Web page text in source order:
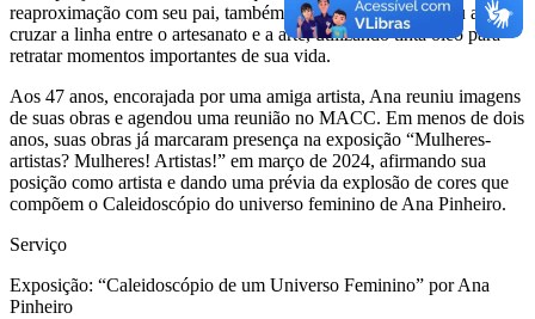
reaproximação com seu pai, também pintor, que a incentivou a
cruzar a linha entre o artesanato e a arte, utilizando tinta óleo para
retratar momentos importantes de sua vida.
Aos 47 anos, encorajada por uma amiga artista, Ana reuniu imagens
de suas obras e agendou uma reunião no MACC. Em menos de dois
anos, suas obras já marcaram presença na exposição “Mulheres-
artistas? Mulheres! Artistas!” em março de 2024, afirmando sua
posição como artista e dando uma prévia da explosão de cores que
compõem o Caleidoscópio do universo feminino de Ana Pinheiro.
Serviço
Exposição: “Caleidoscópio de um Universo Feminino” por Ana
Pinheiro